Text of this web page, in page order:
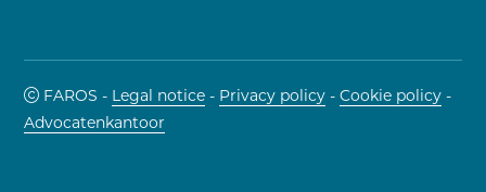
FAROS - Legal notice - Privacy policy -Cookie policy -
Advocatenkantoor